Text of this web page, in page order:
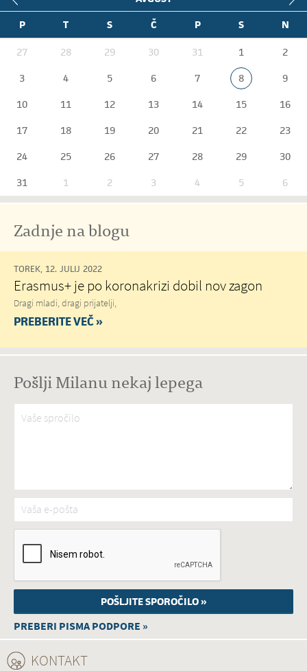
P
T S Č P S N
27 28 29 30 31 1
2
3
4 5 6 7 8
9
10
11 12 13 14 15
16
17
18 19 20 21 22
23
24
25 26 27 28 29
30
31
1 2 3 4 5 6
Zadnje na blogu
TOREK, 12. JULIJ 2022
Erasmus+ je po koronakrizi dobil nov zagon
Dragi mladi, dragi prijatelji,
PREBERITE VEČ »
Pošlji Milanu nekaj lepega
Vaše spročilo*
Vaša e-pošta*
PREBERI PISMA PODPORE »
KONTAKT